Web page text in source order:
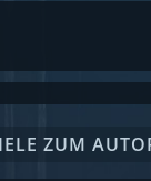
ZUM